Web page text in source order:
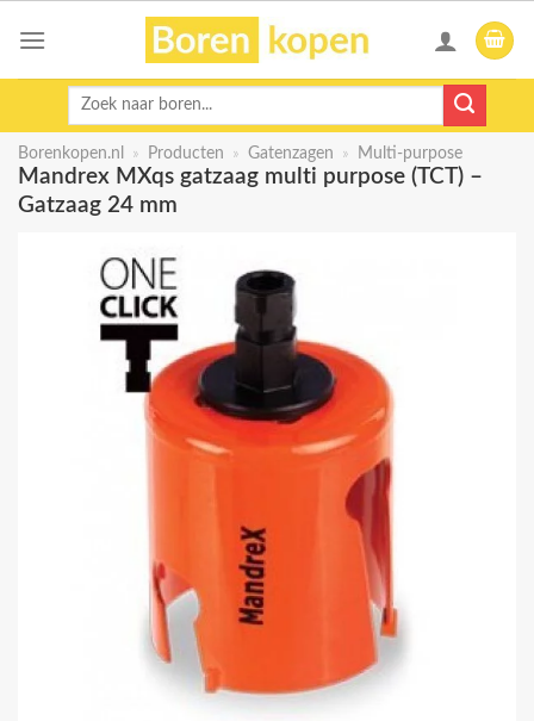
Zoeken
Borenkopen.nl » Producten » Gatenzagen » Multi-purpose
Mandrex MXqs gatzaag multi purpose (TCT) –
Gatzaag 24 mm